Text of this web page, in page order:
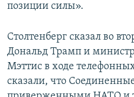
позиции силы».
Столтенберг сказал во
Дональд Трамп и
Мэттис в ходе
сказали, что